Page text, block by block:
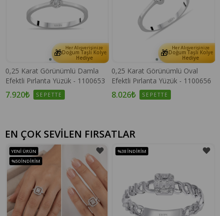
🎁 Her Alışverişinize
Doğum Taşlı Kolye
Hediye
0,25 Karat Görünümlü Damla
Efektli Pırlanta Yüzük - 1100653
7.920₺ SEPETTE
🎁 Her Alışverişinize
Doğum Taşlı Kolye
Hediye
0,25 Karat Görünümlü Oval
Efektli Pırlanta Yüzük - 1100656
8.026₺ SEPETTE
EN ÇOK SEVİLEN FIRSATLAR
YENI ÜRÜN
%50 İNDIRIM
%38 İNDIRIM